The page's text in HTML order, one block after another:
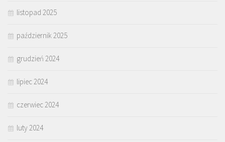
listopad 2025
październik 2025
grudzień 2024
lipiec 2024
czerwiec 2024
luty 2024